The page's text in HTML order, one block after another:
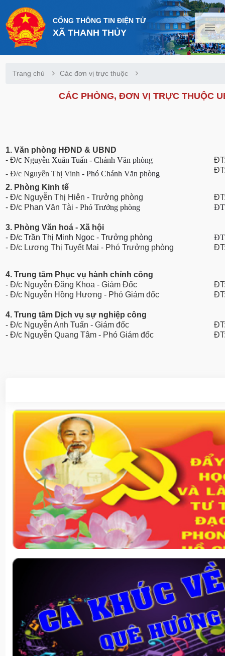
CỔNG THÔNG TIN ĐIỆN TỬ
XÃ THANH THỦY
Trang chủ Các đơn vị trực thuộc
CÁC PHÒNG, ĐƠN VỊ TRỰC THUỘC
1. Văn phòng HĐND & UBND
- Đ/c Nguyễn Xuân Tuấn - Chánh Văn phòng
- Đ/c Nguyễn Thị Vinh - Phó Chánh Văn phòng
2. Phòng Kinh tế
- Đ/c Nguyễn Thị Hiên - Trưởng phòng
- Đ/c Phan Văn Tài - Phó Trưởng phòng
3. Phòng Văn hoá - Xã hội
- Đ/c Trần Thị Minh Ngọc - Trưởng phòng
- Đ/c Lương Thị Tuyết Mai - Phó Trưởng phòng
4. Trung tâm Phục vụ hành chính công
- Đ/c Nguyễn Đăng Khoa - Giám Đốc
- Đ/c Nguyễn Hồng Hương - Phó Giám đốc
4. Trung tâm Dịch vụ sự nghiệp công
- Đ/c Nguyễn Anh Tuấn - Giám đốc
- Đ/c Nguyễn Quang Tâm - Phó Giám đốc